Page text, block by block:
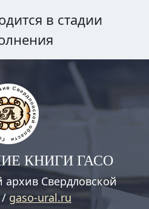
в стадии
КНИГИ ГАСО
архив Свердловской
/ gaso-ural.ru